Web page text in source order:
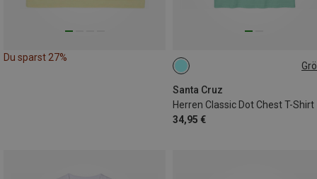
Du sparst 27%
Santa Cruz
Herren Classic Dot Chest T-Shirt
34,95 €
S